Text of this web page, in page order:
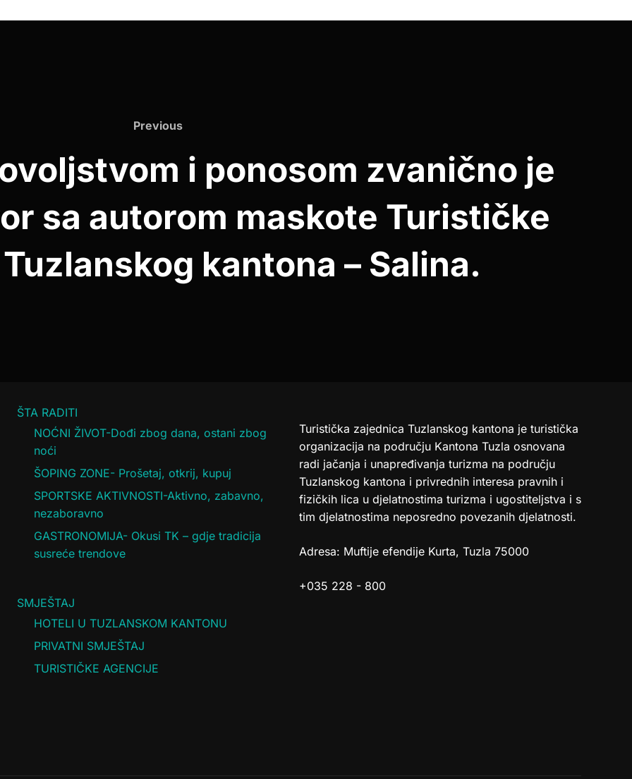
Previous
Previous
i ponosom zvanično je
sa autorom maskote Turističke
kantona – Salina.
ŠTA RADITI
NOĆNI ŽIVOT-Dođi zbog dana, ostani zbog
noći
ŠOPING ZONE- Prošetaj, otkrij, kupuj
SPORTSKE AKTIVNOSTI-Aktivno, zabavno,
nezaboravno
GASTRONOMIJA- Okusi TK – gdje tradicija
susreće trendove
SMJEŠTAJ
HOTELI U TUZLANSKOM KANTONU
PRIVATNI SMJEŠTAJ
TURISTIČKE AGENCIJE
Turistička zajednica Tuzlanskog kantona je turistička
organizacija na području Kantona Tuzla osnovana
radi jačanja i unapređivanja turizma na području
Tuzlanskog kantona i privrednih interesa pravnih i
fizičkih lica u djelatnostima turizma i ugostiteljstva i s
tim djelatnostima neposredno povezanih djelatnosti.
Adresa: Muftije efendije Kurta, Tuzla 75000
+035 228 - 800